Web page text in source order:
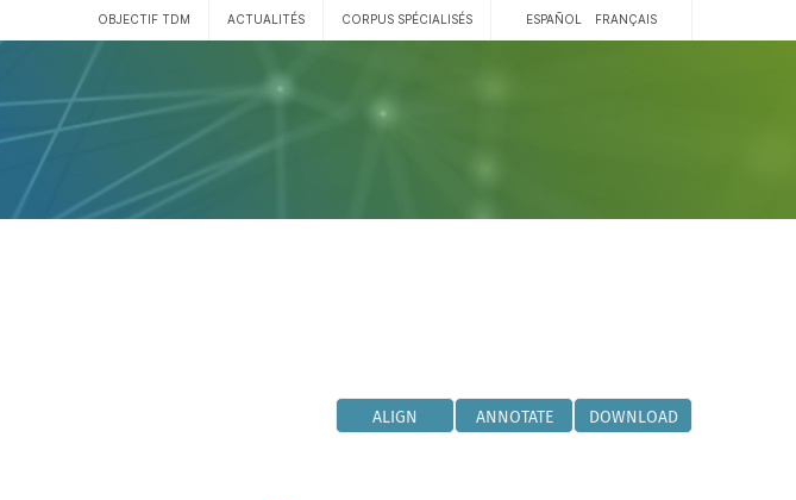
OBJECTIF TDM ACTUALITÉS CORPUS SPÉCIALISÉS ESPAÑOL FRANÇAIS
ALIGN ANNOTATE DOWNLOAD